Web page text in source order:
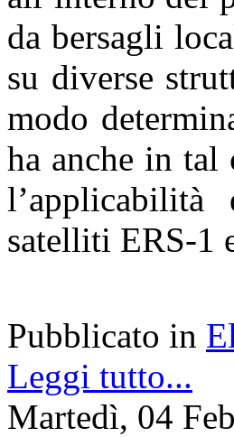
da bersagli
su diverse
modo
ha anche in tal
satelliti ERS-1
Pubblicato in
Leggi tutto...
Martedì, 04